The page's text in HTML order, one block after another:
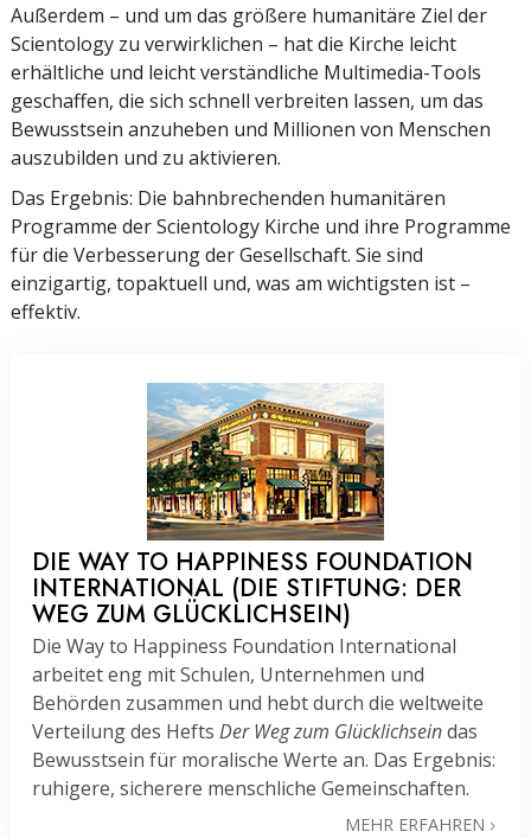
Außerdem – und um das größere humanitäre Ziel der
Scientology zu verwirklichen – hat die Kirche leicht
erhältliche und leicht verständliche Multimedia-Tools
geschaffen, die sich schnell verbreiten lassen, um das
Bewusstsein anzuheben und Millionen von Menschen
auszubilden und zu aktivieren.
Das Ergebnis: Die bahnbrechenden humanitären
Programme der Scientology Kirche und ihre Programme
für die Verbesserung der Gesellschaft. Sie sind
einzigartig, topaktuell und, was am wichtigsten ist –
effektiv.
DIE WAY TO HAPPINESS FOUNDATION
INTERNATIONAL (DIE STIFTUNG: DER
WEG ZUM GLÜCKLICHSEIN)
Die Way to Happiness Foundation International
arbeitet eng mit Schulen, Unternehmen und
Behörden zusammen und hebt durch die weltweite
Verteilung des Hefts Der Weg zum Glücklichseindas
Bewusstsein für moralische Werte an. Das Ergebnis:
ruhigere, sicherere menschliche Gemeinschaften.
MEHR ERFAHREN